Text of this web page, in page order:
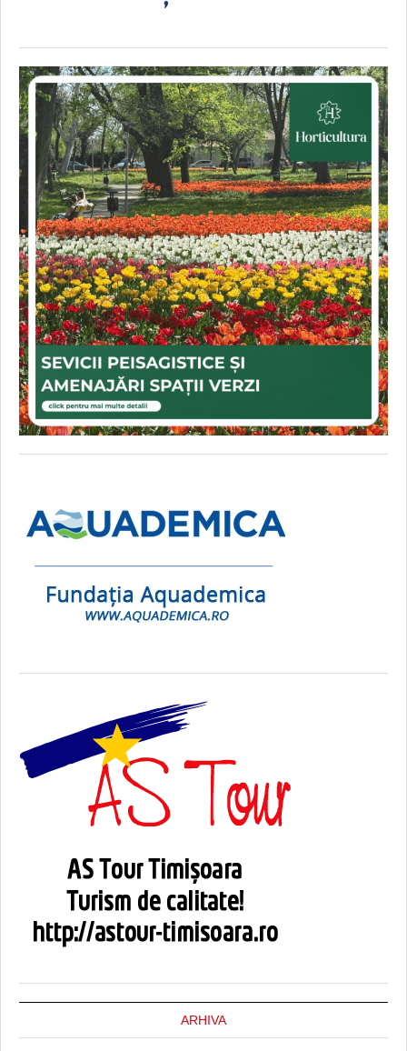
ARHIVA